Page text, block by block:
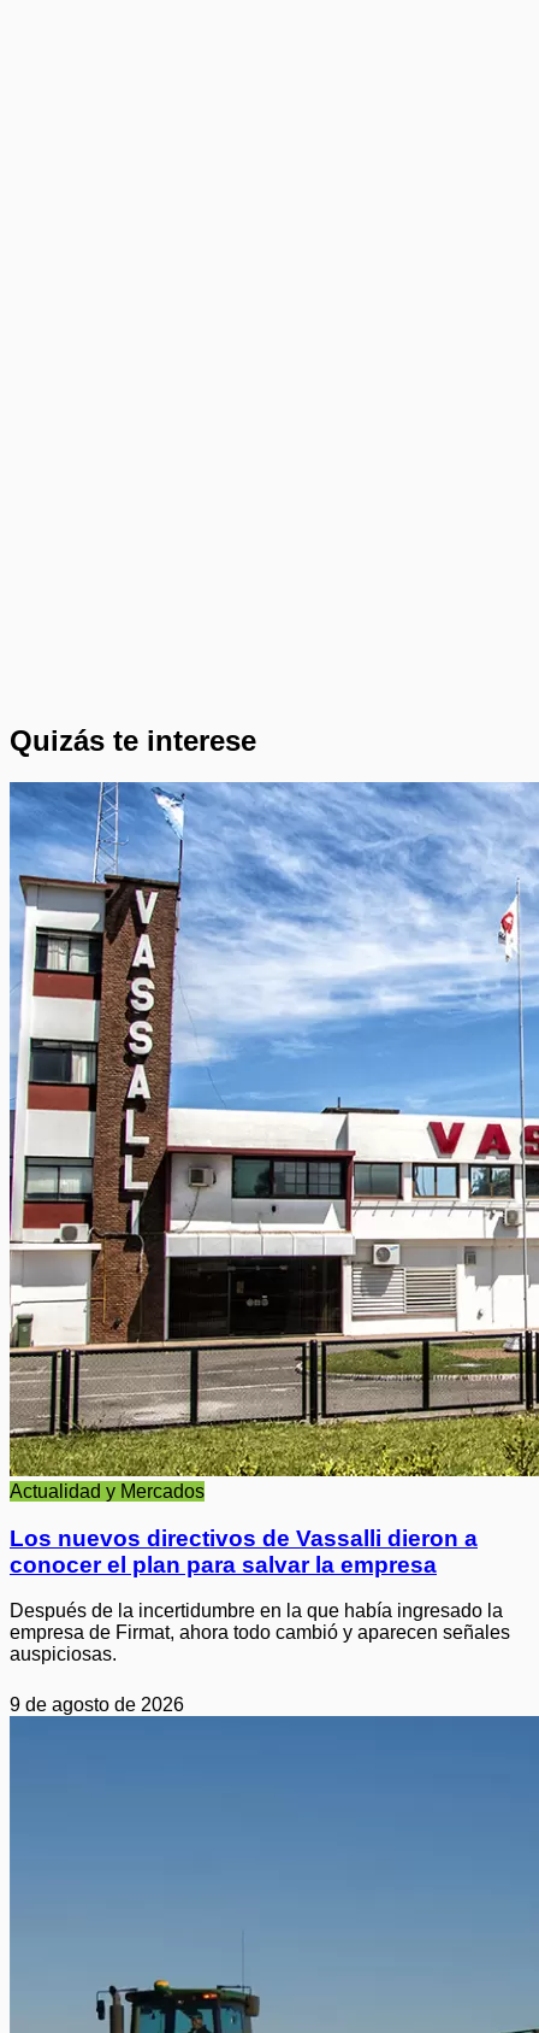
Quizás te interese
Actualidad y Mercados
Los nuevos directivos de Vassalli dieron a
conocer el plan para salvar la empresa
Después de la incertidumbre en la que había ingresado la
empresa de Firmat, ahora todo cambió y aparecen señales
auspiciosas.
9 de agosto de 2026